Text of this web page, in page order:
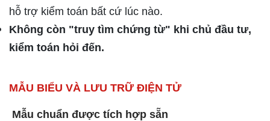
hỗ trợ kiểm toán bất cứ lúc nào.
Không còn "truy tìm chứng từ" khi chủ đầu tư,
kiểm toán hỏi đến.
MẪU BIỂU VÀ LƯU TRỮ ĐIỆN TỬ
Mẫu chuẩn được tích hợp sẵn